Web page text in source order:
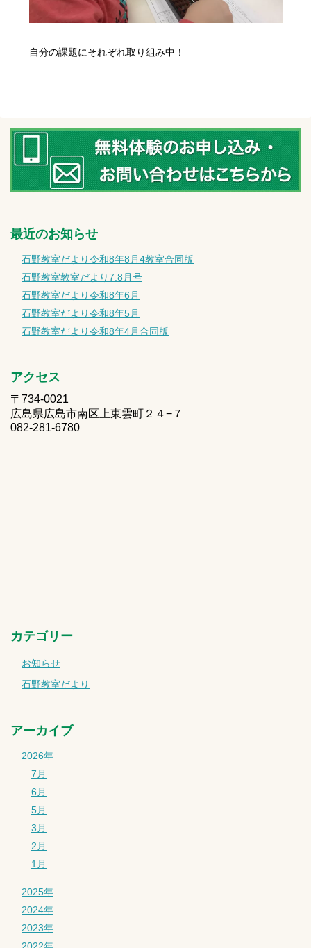
自分の課題にそれぞれ取り組み中！
最近のお知らせ
石野教室だより令和8年8月4教室合同版
石野教室教室だより7.8月号
石野教室だより令和8年6月
石野教室だより令和8年5月
石野教室だより令和8年4月合同版
アクセス
〒734-0021
広島県広島市南区上東雲町２４−７
082-281-6780
カテゴリー
お知らせ
石野教室だより
アーカイブ
2026年
7月
6月
5月
3月
2月
1月
2025年
2024年
2023年